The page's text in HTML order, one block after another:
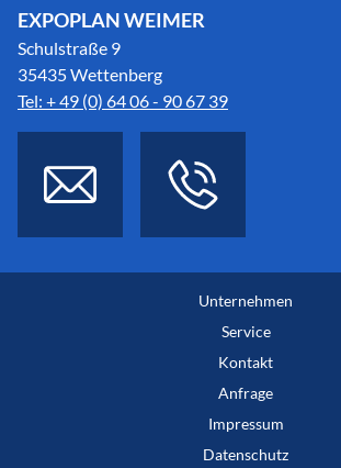
EXPOPLAN WEIMER
Schulstraße 9
35435 Wettenberg
Tel: + 49 (0) 64 06 - 90 67 39
Unternehmen
Service
Kontakt
Anfrage
Impressum
Datenschutz